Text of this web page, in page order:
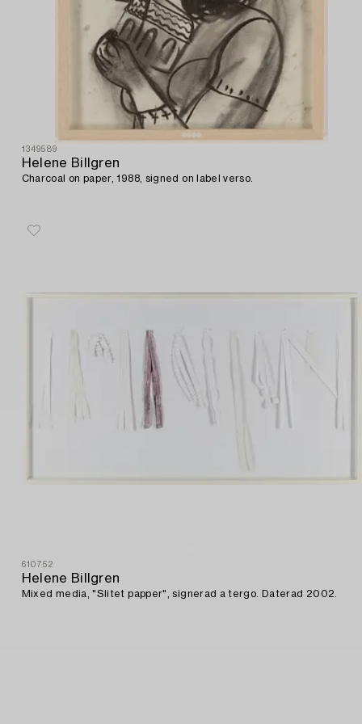
1349589
Helene Billgren
Charcoal on paper, 1988, signed on label verso.
610752
Helene Billgren
Mixed media, "Slitet papper", signerad a tergo. Daterad 2002.